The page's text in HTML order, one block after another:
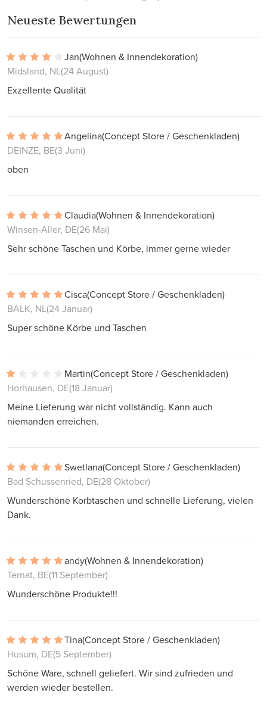
Neueste Bewertungen
Jan(Wohnen & Innendekoration)
Midsland, NL(24 August)
Exzellente Qualität
Angelina(Concept Store / Geschenkladen)
DEINZE, BE(3 Juni)
oben
Claudia(Wohnen & Innendekoration)
Winsen-Aller, DE(26 Mai)
Sehr schöne Taschen und Körbe, immer gerne wieder
Cisca(Concept Store / Geschenkladen)
BALK, NL(24 Januar)
Super schöne Körbe und Taschen
Martin(Concept Store / Geschenkladen)
Horhausen, DE(18 Januar)
Meine Lieferung war nicht vollständig. Kann auch
niemanden erreichen.
Swetlana(Concept Store / Geschenkladen)
Bad Schussenried, DE(28 Oktober)
Wunderschöne Korbtaschen und schnelle Lieferung, vielen
Dank.
andy(Wohnen & Innendekoration)
Ternat, BE(11 September)
Wunderschöne Produkte!!!
Tina(Concept Store / Geschenkladen)
Husum, DE(5 September)
Schöne Ware, schnell geliefert. Wir sind zufrieden und
werden wieder bestellen.